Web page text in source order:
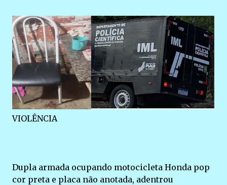
VIOLÊNCIA
Dupla armada ocupando motocicleta Honda pop
cor preta e placa não anotada, adentrou